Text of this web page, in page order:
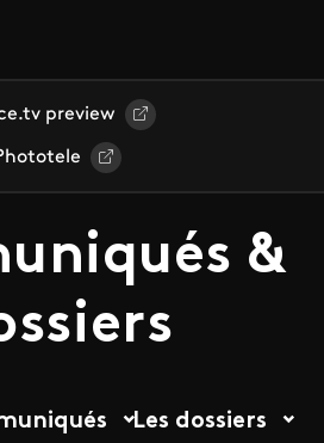
preview
&
Les dossiers